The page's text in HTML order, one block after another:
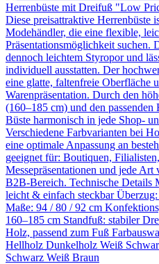
Herrenbüste mit Dreifuß "Low
Diese preisattraktive Herrenbüste
Modehändler, die eine flexible,
Präsentationsmöglichkeit suchen.
dennoch leichtem Styropor und
individuell ausstatten. Der
eine glatte, faltenfreie Oberfläche
Warenpräsentation. Durch den
(160–185 cm) und den
Büste harmonisch in jede Shop-
Verschiedene Farbvarianten bei
eine optimale Anpassung an
geeignet für: Boutiquen,
Messepräsentationen und jede
B2B-Bereich. Technische Details
leicht & einfach steckbar
Maße: 94 / 80 / 92 cm
160–185 cm Standfuß: stabiler
Holz, passend zum Fuß
Hellholz Dunkelholz Weiß
Schwarz Weiß Braun